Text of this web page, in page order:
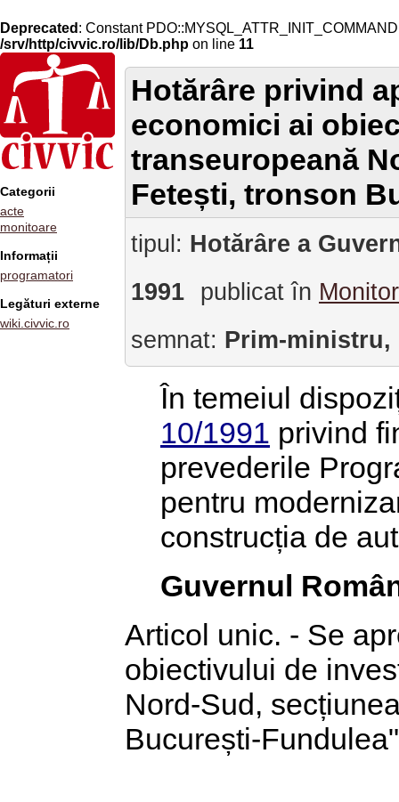
Deprecated : Constant
/srv/http/civvic.ro/lib/Db.php on line 11
Categorii
acte
monitoare
Informații
programatori
Legături externe
wiki.civvic.ro
Hotărâre privind
economici ai
transeuropeană
Fetești, tronson
tipul: Hotărâre a
1991
publicat în
semnat: Prim-ministru,
În temeiul
10/1991 privind
prevederile
pentru
construcția de
Guvernul
Articol unic. - Se
obiectivului de
Nord-Sud,
București-